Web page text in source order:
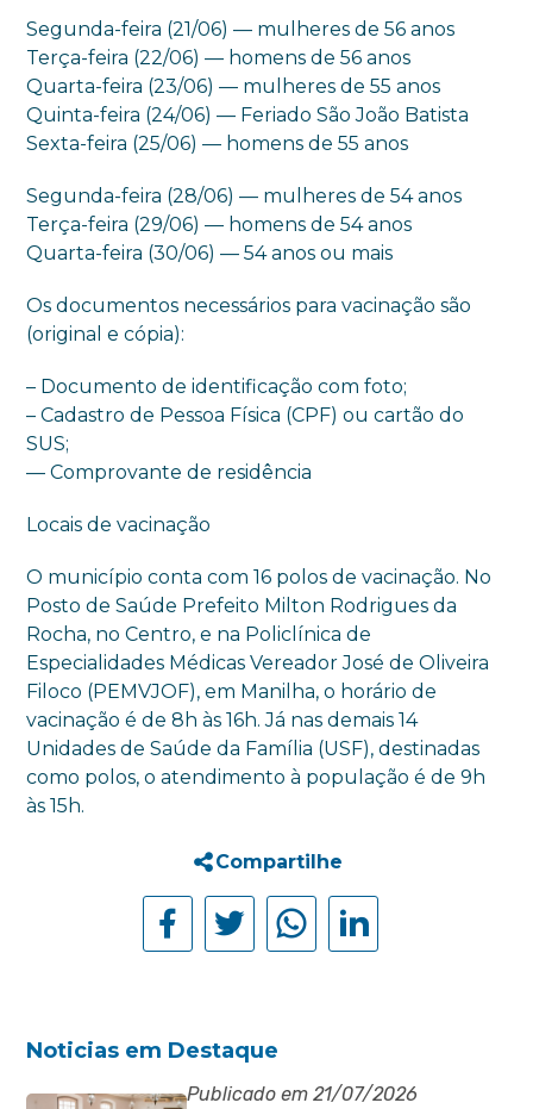
Segunda-feira (21/06) — mulheres de 56 anos
Terça-feira (22/06) — homens de 56 anos
Quarta-feira (23/06) — mulheres de 55 anos
Quinta-feira (24/06) — Feriado São João Batista
Sexta-feira (25/06) — homens de 55 anos
Segunda-feira (28/06) — mulheres de 54 anos
Terça-feira (29/06) — homens de 54 anos
Quarta-feira (30/06) — 54 anos ou mais
Os documentos necessários para vacinação são
(original e cópia):
– Documento de identificação com foto;
– Cadastro de Pessoa Física (CPF) ou cartão do
SUS;
— Comprovante de residência
Locais de vacinação
O município conta com 16 polos de vacinação. No
Posto de Saúde Prefeito Milton Rodrigues da
Rocha, no Centro, e na Policlínica de
Especialidades Médicas Vereador José de Oliveira
Filoco (PEMVJOF), em Manilha, o horário de
vacinação é de 8h às 16h. Já nas demais 14
Unidades de Saúde da Família (USF), destinadas
como polos, o atendimento à população é de 9h
às 15h.
Compartilhe
Noticias em Destaque
Publicado em 21/07/2026